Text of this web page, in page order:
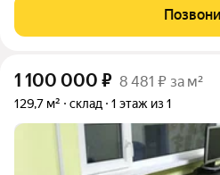
Верево, улица Кутышева. Ангар
потолков 6м, наливные
1 100 000 ₽ 8 481 ₽ за м²
129,7 м² склад 1 этаж из 1